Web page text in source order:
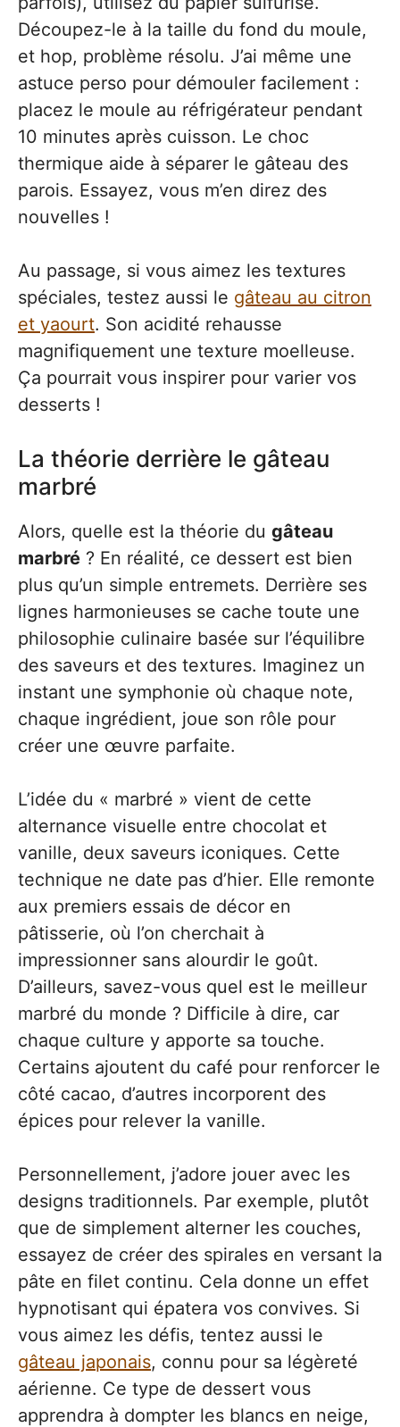
Découpez-le à la taille du fond du moule,
et hop, problème résolu. J’ai même une
astuce perso pour démouler facilement :
placez le moule au réfrigérateur pendant
10 minutes après cuisson. Le choc
thermique aide à séparer le gâteau des
parois. Essayez, vous m’en direz des
nouvelles !
Au passage, si vous aimez les textures
spéciales, testez aussi le gâteau au citron
et yaourt. Son acidité rehausse
magnifiquement une texture moelleuse.
Ça pourrait vous inspirer pour varier vos
desserts !
La théorie derrière le gâteau
marbré
Alors, quelle est la théorie du gâteau
marbré ? En réalité, ce dessert est bien
plus qu’un simple entremets. Derrière ses
lignes harmonieuses se cache toute une
philosophie culinaire basée sur l’équilibre
des saveurs et des textures. Imaginez un
instant une symphonie où chaque note,
chaque ingrédient, joue son rôle pour
créer une œuvre parfaite.
L’idée du « marbré » vient de cette
alternance visuelle entre chocolat et
vanille, deux saveurs iconiques. Cette
technique ne date pas d’hier. Elle remonte
aux premiers essais de décor en
pâtisserie, où l’on cherchait à
impressionner sans alourdir le goût.
D’ailleurs, savez-vous quel est le meilleur
marbré du monde ? Difficile à dire, car
chaque culture y apporte sa touche.
Certains ajoutent du café pour renforcer le
côté cacao, d’autres incorporent des
épices pour relever la vanille.
Personnellement, j’adore jouer avec les
designs traditionnels. Par exemple, plutôt
que de simplement alterner les couches,
essayez de créer des spirales en versant la
pâte en filet continu. Cela donne un effet
hypnotisant qui épatera vos convives. Si
vous aimez les défis, tentez aussi le
gâteau japonais, connu pour sa légèreté
aérienne. Ce type de dessert vous
apprendra à dompter les blancs en neige,